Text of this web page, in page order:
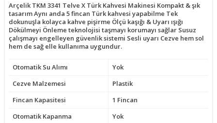
Arçelik TKM 3341 Telve X Türk Kahvesi Makinesi Kompakt & şık
tasarım Aynı anda 5 fincan Türk kahvesi yapabilme Tek
dokunuşla kolayca kahve pişirme Ölçü kaşığı & Uyarı ışığı
Dökülmeyi Önleme teknolojisi taşmayı korumayı sağlar Susuz
çalışmayı engelleyen güvenlik sistemi Sesli uyarı Cezve hem sol
hem de sağ elle kullanıma uygundur.
Otomatik Su Alımı
Yok
Cezve Malzemesi
Plastik
Fincan Kapasitesi
1 Fincan
Otomatik Kapanma
Yok